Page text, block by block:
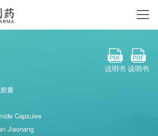
说明书 说明书
囊
Capsules
Jiaonang